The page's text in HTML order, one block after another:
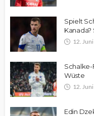
Spielt
Kanada?
12.
Schalke-
Wüste
12.
Edin